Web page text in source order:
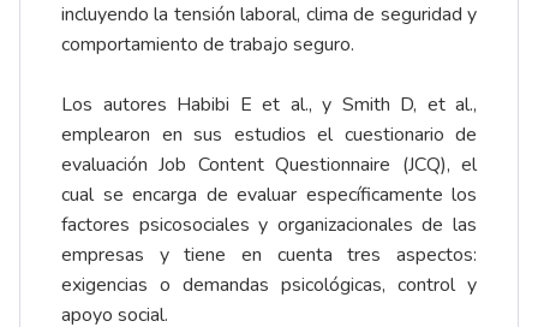
incluyendo la tensión laboral, clima de seguridad y
comportamiento de trabajo seguro.
Los autores Habibi E et al., y Smith D, et al.,
emplearon en sus estudios el cuestionario de
evaluación Job Content Questionnaire (JCQ), el
cual se encarga de evaluar específicamente los
factores psicosociales y organizacionales de las
empresas y tiene en cuenta tres aspectos:
exigencias o demandas psicológicas, control y
apoyo social.